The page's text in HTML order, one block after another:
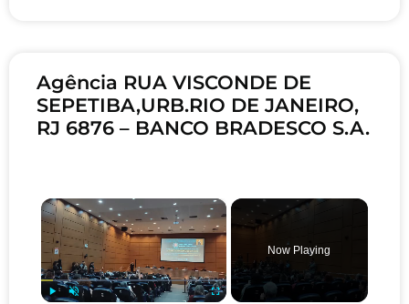
Agência RUA VISCONDE DE
SEPETIBA,URB.RIO DE JANEIRO,
RJ 6876 – BANCO BRADESCO S.A.
×
Now Playing